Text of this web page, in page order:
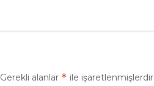
Gerekli alanlar * ile işaretlenmişlerdir